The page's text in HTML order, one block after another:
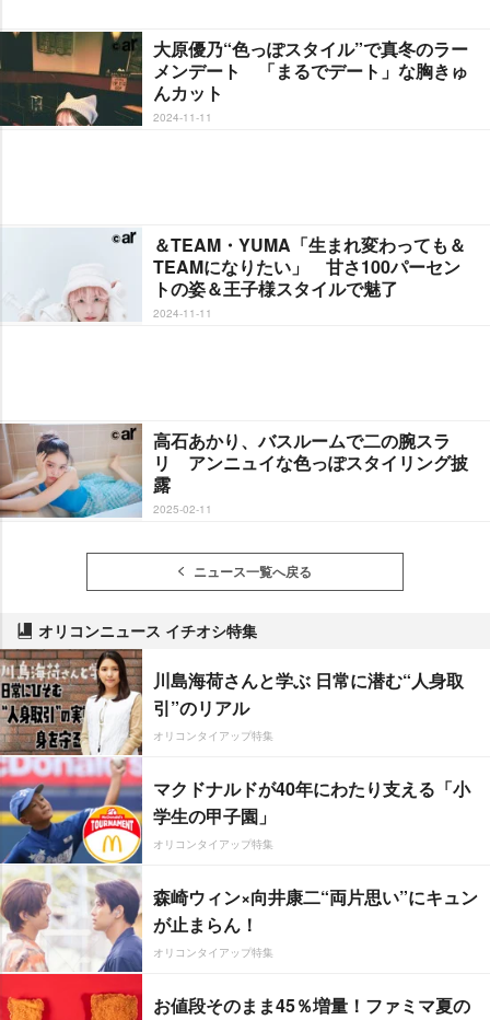
大原優乃“色っぽスタイル”で真冬のラー
メンデート 「まるでデート」な胸きゅ
んカット
2024-11-11
＆TEAM・YUMA「生まれ変わっても＆
TEAMになりたい」 甘さ100パーセン
トの姿＆王子様スタイルで魅了
2024-11-11
高石あかり、バスルームで二の腕スラ
リ アンニュイな色っぽスタイリング披
露
2025-02-11
ニュース一覧へ戻る
オリコンニュース イチオシ特集
川島海荷さんと学ぶ 日常に潜む“人身取
引”のリアル
オリコンタイアップ特集
マクドナルドが40年にわたり支える「小
学生の甲子園」
オリコンタイアップ特集
森崎ウィン×向井康二“両片思い”にキュン
が止まらん！
オリコンタイアップ特集
お値段そのまま45％増量！ファミマ夏の